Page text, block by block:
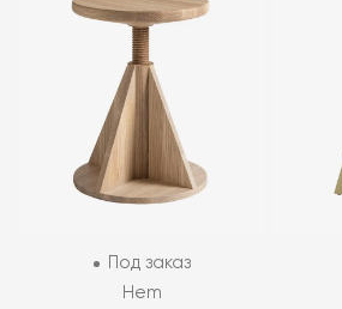
Под заказ
Hem